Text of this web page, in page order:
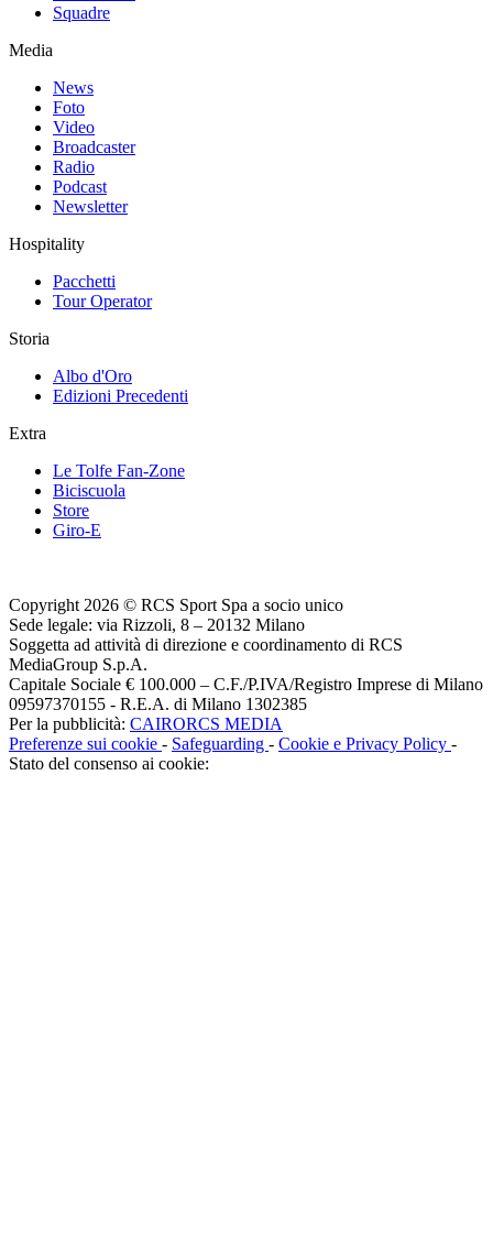
Squadre
Media
News
Foto
Video
Broadcaster
Radio
Podcast
Newsletter
Hospitality
Pacchetti
Tour Operator
Storia
Albo d'Oro
Edizioni Precedenti
Extra
Le Tolfe Fan-Zone
Biciscuola
Store
Giro-E
Copyright 2026 © RCS Sport Spa a socio unico
Sede legale: via Rizzoli, 8 – 20132 Milano
Soggetta ad attività di direzione e coordinamento di RCS
MediaGroup S.p.A.
Capitale Sociale € 100.000 – C.F./P.IVA/Registro Imprese di Milano
09597370155 - R.E.A. di Milano 1302385
Per la pubblicità: CAIRORCS MEDIA
Preferenze sui cookie - Safeguarding - Cookie e Privacy Policy -
Stato del consenso ai cookie: